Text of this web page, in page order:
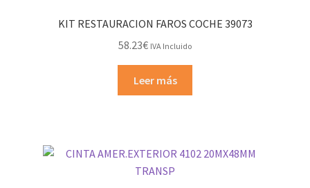
KIT RESTAURACION FAROS COCHE 39073
58.23€ IVA Incluido
Leer más